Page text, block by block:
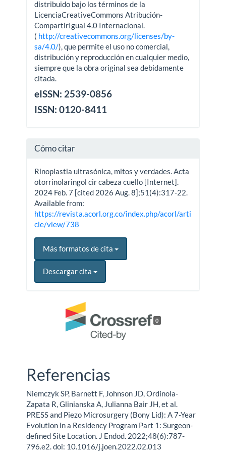
distribuido bajo los términos de la
LicenciaCreativeCommons Atribución-
CompartirIgual 4.0 Internacional.
( http://creativecommons.org/licenses/by-
sa/4.0/), que permite el uso no comercial,
distribución y reproducción en cualquier medio,
siempre que la obra original sea debidamente
citada.
eISSN: 2539-0856
ISSN: 0120-8411
Cómo citar
Rinoplastia ultrasónica, mitos y verdades. Acta
otorrinolaringol cir cabeza cuello [Internet].
2024 Feb. 7 [cited 2026 Aug. 8];51(4):317-22.
Available from:
https://revista.acorl.org.co/index.php/acorl/arti
cle/view/738
Más formatos de cita
Descargar cita
0
Referencias
Niemczyk SP, Barnett F, Johnson JD, Ordinola-
Zapata R, Glinianska A, Julianna Bair JH, et al.
PRESS and Piezo Microsurgery (Bony Lid): A 7-Year
Evolution in a Residency Program Part 1: Surgeon-
defined Site Location. J Endod. 2022;48(6):787-
796.e2. doi: 10.1016/j.joen.2022.02.013